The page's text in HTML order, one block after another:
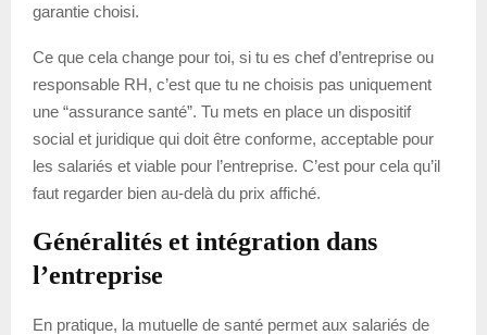
garantie choisi.
Ce que cela change pour toi, si tu es chef d’entreprise ou
responsable RH, c’est que tu ne choisis pas uniquement
une “assurance santé”. Tu mets en place un dispositif
social et juridique qui doit être conforme, acceptable pour
les salariés et viable pour l’entreprise. C’est pour cela qu’il
faut regarder bien au-delà du prix affiché.
Généralités et intégration dans
l’entreprise
En pratique, la mutuelle de santé permet aux salariés de